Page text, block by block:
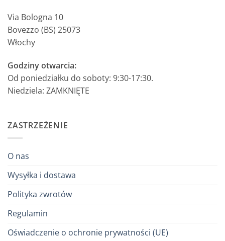
Via Bologna 10
Bovezzo (BS) 25073
Włochy
Godziny otwarcia:
Od poniedziałku do soboty: 9:30-17:30.
Niedziela: ZAMKNIĘTE
ZASTRZEŻENIE
O nas
Wysyłka i dostawa
Polityka zwrotów
Regulamin
Oświadczenie o ochronie prywatności (UE)